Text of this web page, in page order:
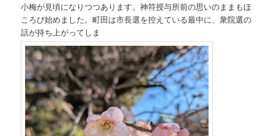
小梅が見頃になりつつあります。神符授与所前の思いのままもほ
ころび始めました。町田は市長選を控えている最中に、衆院選の
話が持ち上がってしま